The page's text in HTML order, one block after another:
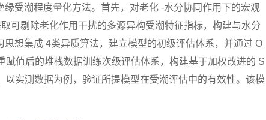
受潮程度量化方法。首先，对老化 -水分协同作用下的宏观
可剔除老化作用干扰的多源异构受潮特征指标，构建与水分
想集成 4类异质算法，建立模型的初级评估体系，并通过 O
值后的堆栈数据训练次级评估体系，构建基于加权改进的 S
实测数据为例，验证所提模型在受潮评估中的有效性。该模